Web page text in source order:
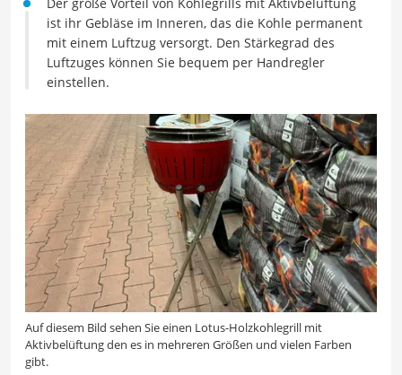
ist ihr Gebläse im Inneren, das die Kohle permanent
mit einem Luftzug versorgt. Den Stärkegrad des
Luftzuges können Sie bequem per Handregler
einstellen.
Auf diesem Bild sehen Sie einen Lotus-Holzkohlegrill mit
Aktivbelüftung den es in mehreren Größen und vielen Farben
gibt.